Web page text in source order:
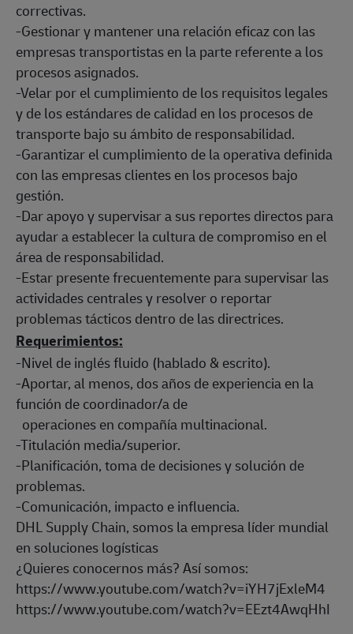
correctivas.
-Gestionar y mantener una relación eficaz con las
empresas transportistas en la parte referente a los
procesos asignados.
-Velar por el cumplimiento de los requisitos legales
y de los estándares de calidad en los procesos de
transporte bajo su ámbito de responsabilidad.
-Garantizar el cumplimiento de la operativa definida
con las empresas clientes en los procesos bajo
gestión.
-Dar apoyo y supervisar a sus reportes directos para
ayudar a establecer la cultura de compromiso en el
área de responsabilidad.
-Estar presente frecuentemente para supervisar las
actividades centrales y resolver o reportar
problemas tácticos dentro de las directrices.
Requerimientos:
-Nivel de inglés fluido (hablado & escrito).
-Aportar, al menos, dos años de experiencia en la
función de coordinador/a de
operaciones en compañía multinacional.
-Titulación media/superior.
-Planificación, toma de decisiones y solución de
problemas.
-Comunicación, impacto e influencia.
DHL Supply Chain, somos la empresa líder mundial
en soluciones logísticas
¿Quieres conocernos más? Así somos:
https://www.youtube.com/watch?v=iYH7jExleM4
https://www.youtube.com/watch?v=EEzt4AwqHhI